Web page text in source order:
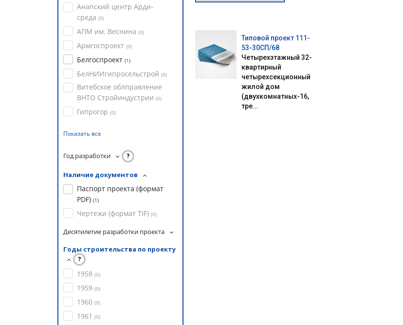
Анапский центр Арди-
среда (0)
АПМ им. Веснина (0)
Армгоспроект (0)
Белгоспроект (1)
БелНИИгипросельстрой (0)
Витебское облправление
ВНТО Стройиндустрии (0)
Гипрогор (0)
Показать все
Год разработки ?
Наличие документов
Паспорт проекта (формат
PDF) (1)
Чертежи (формат TIF) (0)
Десятилетие разработки проекта
Годы строительства по проекту
?
1958 (0)
1959 (0)
1960 (0)
1961 (0)
Типовой проект 111-
53-30СП/68
Четырехэтажный 32-
квартирный
четырехсекционный
жилой дом
(двухкомнатных-16,
тре...